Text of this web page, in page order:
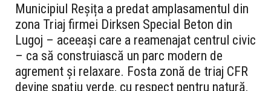
Municipiul Reșița a predat amplasamentul din
zona Triaj firmei Dirksen Special Beton din
Lugoj – aceeași care a reamenajat centrul civic
– ca să construiască un parc modern de
agrement și relaxare. Fosta zonă de triaj CFR
devine spațiu verde, cu respect pentru natură,